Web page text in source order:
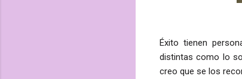
Éxito tienen
distintas como lo
creo que se los